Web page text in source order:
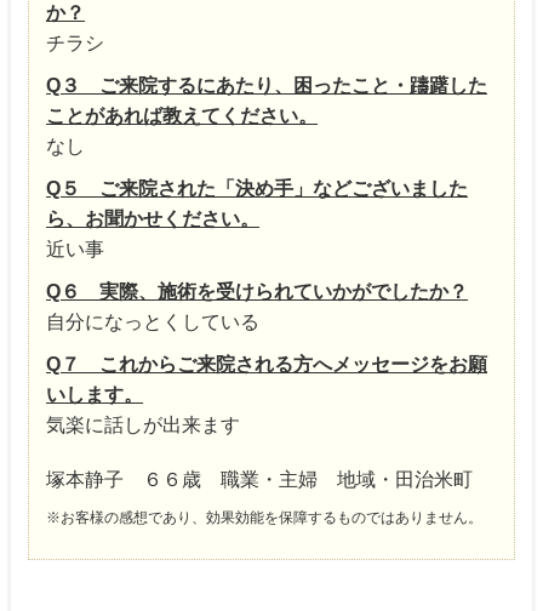
か？
チラシ
Q３ ご来院するにあたり、困ったこと・躊躇した
ことがあれば教えてください。
なし
Q５ ご来院された「決め手」などございました
ら、お聞かせください。
近い事
Q６ 実際、施術を受けられていかがでしたか？
自分になっとくしている
Q７ これからご来院される方へメッセージをお願
いします。
気楽に話しが出来ます
塚本静子 ６６歳 職業・主婦 地域・田治米町
※お客様の感想であり、効果効能を保障するものではありません。